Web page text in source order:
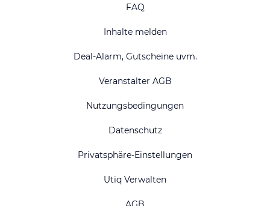
FAQ
Inhalte melden
Deal-Alarm, Gutscheine uvm.
Veranstalter AGB
Nutzungsbedingungen
Datenschutz
Privatsphäre-Einstellungen
Utiq Verwalten